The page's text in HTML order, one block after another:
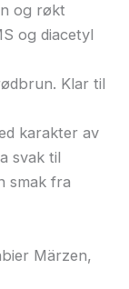
og røkt
og diacetyl
Klar til
karakter av
svak til
smak fra
Märzen,